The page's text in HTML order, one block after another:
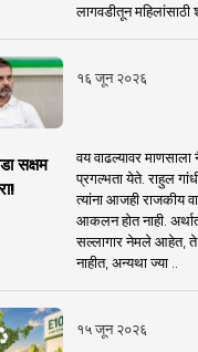
लागवडीतून महिलांसाठी
१६ जून २०२६
सक्षम
वय वाढल्यावर माणसाला
प्रगल्भता येते. राहुल
त्यांना आजही राजकीय
आकलन होत नाही.
सल्लागार नेमले आहेत, ते
नाहीत, अन्यथा ज्या ..
१५ जून २०२६